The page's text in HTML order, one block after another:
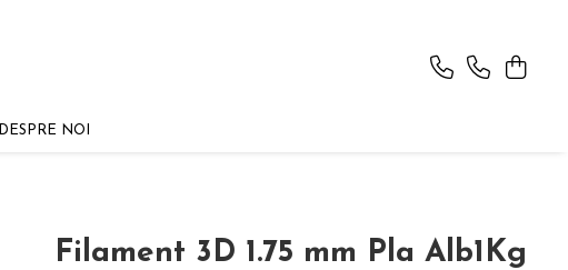
DESPRE NOI
Filament 3D 1.75 mm Pla Alb1Kg